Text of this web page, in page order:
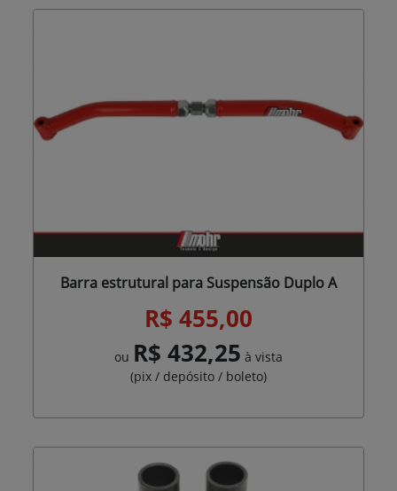
Barra estrutural para Suspensão Duplo A
R$ 455,00
ou R$ 432,25 à vista
(pix / depósito / boleto)